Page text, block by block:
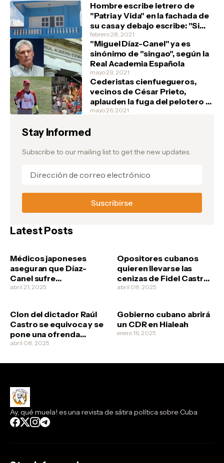
Hombre escribe letrero de
"Patria y Vida" en la fachada de
su casa y debajo escribe: "Si
tienen, un marfilito por favor"
febrero 28, 2021
"Miguel Díaz-Canel" ya es
sinónimo de "singao", según la
Real Academia Española
mayo 29, 2021
Cederistas cienfuegueros,
vecinos de César Prieto,
aplauden la fuga del pelotero y
festejan en la barriada de Junco
mayo 26, 2021
Stay Informed
Subscribe to our mailing list to get the new updates.
Latest Posts
Médicos japoneses
aseguran que Díaz-
Canel sufre
esquizofrenia
abril 21, 2025
Opositores cubanos
quieren llevarse las
cenizas de Fidel Castro
no vaya a ser que los
abril 08, 2025
Clon del dictador Raúl
Castro se equivoca y se
pone una ofrenda
funeral a él mismo
abril 08, 2025
Gobierno cubano abrirá
un CDR en Hialeah
enero 16, 2025
Ay, qué muela! es una revista de sátira política sobre Cuba